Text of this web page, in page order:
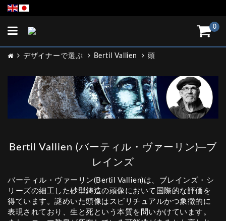
0
Toggle
デザイナーで選ぶ Bertil Vallien 頭
Bertil Vallien (バーティル・ヴァーリン)─ブ
レインズ
バーティル・ヴァーリン(Bertil Vallien)は、ブレインズ・シ
リーズの細工した砂型鋳造の頭像において国際的な評価を
得ています。謎めいた頭像はスピリチュアルかつ象徴的に
表現されており、生と死という本質を問いかけています。